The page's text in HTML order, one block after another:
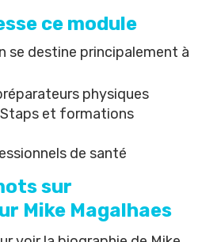
ce module
se destine principalement à
physiques
et formations
de santé
sur
Mike Magalhaes